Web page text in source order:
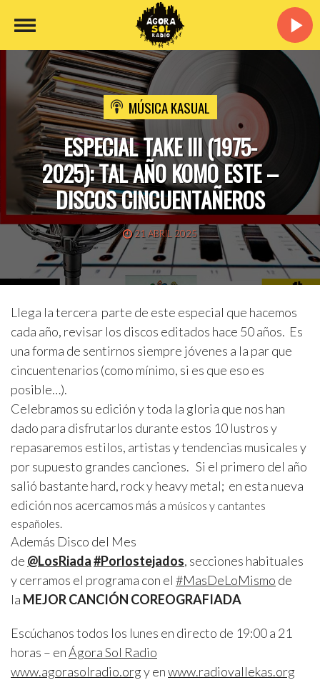
MÚSICA KASUAL
ESPECIAL TAKE III (1975-
2025): TAL AÑO KOMO ESTE –
DISCOS CINCUENTAÑEROS
21 ABRIL 2025
Llega la tercera parte de este especial que hacemos
cada año, revisar los discos editados hace 50 años. Es
una forma de sentirnos siempre jóvenes a la par que
cincuentenarios (como mínimo, si es que eso es
posible…).
Celebramos su edición y toda la gloria que nos han
dado para disfrutarlos durante estos 10 lustros y
repasaremos estilos, artistas y tendencias musicales y
por supuesto grandes canciones. Si el primero del año
salió bastante hard, rock y heavy metal; en esta nueva
edición nos acercamos más a músicos y cantantes
españoles.
Además Disco del Mes
de @LosRiada#Porlostejados, secciones habituales
y cerramos el programa con el #MasDeLoMismo de
la MEJOR CANCIÓN COREOGRAFIADA
Escúchanos todos los lunes en directo de 19:00 a 21
horas – enÁgora Sol Radio
www.agorasolradio.orgy enwww.radiovallekas.org